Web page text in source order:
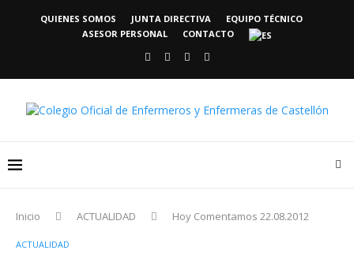
QUIENES SOMOS JUNTA DIRECTIVA
EQUIPO TÉCNICO
ASESOR PERSONAL
CONTACTO
Inicio ACTUALIDAD Hoy Comentamos 22.08.2012
ACTUALIDAD